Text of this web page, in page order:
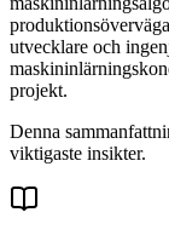
utvecklare och
projekt.
Denna
viktigaste insikter.